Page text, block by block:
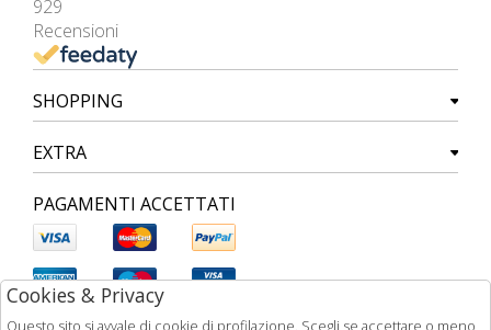
929
Recensioni
SHOPPING
EXTRA
PAGAMENTI ACCETTATI
Cookies & Privacy
Questo sito si avvale di cookie di profilazione. Scegli se accettare o meno